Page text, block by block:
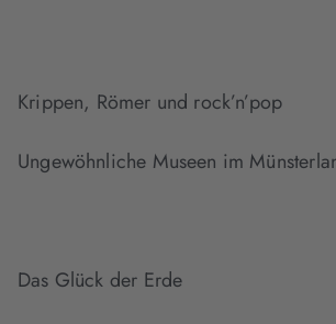
Krippen, Römer und rock’n’pop
Ungewöhnliche Museen im
Das Glück der Erde